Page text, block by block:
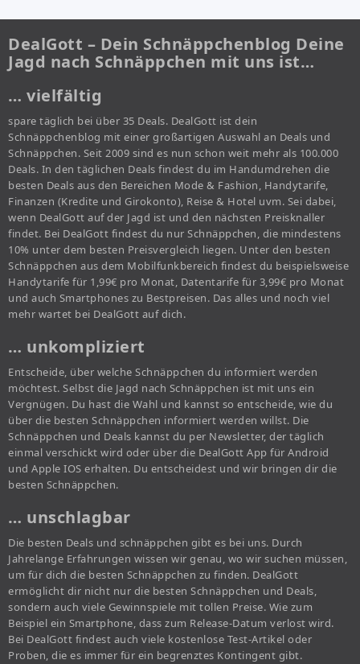
DealGott – Dein Schnäppchenblog Deine
Jagd nach Schnäppchen mit uns ist…
… vielfältig
spare täglich bei über 35 Deals. DealGott ist dein
Schnäppchenblog mit einer großartigen Auswahl an Deals und
Schnäppchen. Seit 2009 sind es nun schon weit mehr als 100.000
Deals. In den täglichen Deals findest du im Handumdrehen die
besten Deals aus den Bereichen Mode & Fashion, Handytarife,
Finanzen (Kredite und Girokonto), Reise & Hotel uvm. Sei dabei,
wenn DealGott auf der Jagd ist und den nächsten Preisknaller
findet. Bei DealGott findest du nur Schnäppchen, die mindestens
10% unter dem besten Preisvergleich liegen. Unter den besten
Schnäppchen aus dem Mobilfunkbereich findest du beispielsweise
Handytarife für 1,99€ pro Monat, Datentarife für 3,99€ pro Monat
und auch Smartphones zu Bestpreisen. Das alles und noch viel
mehr wartet bei DealGott auf dich.
… unkompliziert
Entscheide, über welche Schnäppchen du informiert werden
möchtest. Selbst die Jagd nach Schnäppchen ist mit uns ein
Vergnügen. Du hast die Wahl und kannst so entscheide, wie du
über die besten Schnäppchen informiert werden willst. Die
Schnäppchen und Deals kannst du per Newsletter, der täglich
einmal verschickt wird oder über die DealGott App für Android
und Apple IOS erhalten. Du entscheidest und wir bringen dir die
besten Schnäppchen.
… unschlagbar
Die besten Deals und schnäppchen gibt es bei uns. Durch
Jahrelange Erfahrungen wissen wir genau, wo wir suchen müssen,
um für dich die besten Schnäppchen zu finden. DealGott
ermöglicht dir nicht nur die besten Schnäppchen und Deals,
sondern auch viele Gewinnspiele mit tollen Preise. Wie zum
Beispiel ein Smartphone, dass zum Release-Datum verlost wird.
Bei DealGott findest auch viele kostenlose Test-Artikel oder
Proben, die es immer für ein begrenztes Kontingent gibt.